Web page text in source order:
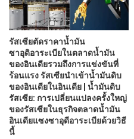
รัสเซียตัดราคาน้ำมัน
ซาอุดิอาระเบียในตลาดน้ำมัน
ของอินเดียรวมถึงการแข่งขันที่
ร้อนแรง รัสเซียนำเข้าน้ำมันดิบ
ของอินเดียในอินเดีย | น้ำมันดิบ
รัสเซีย: การเปลี่ยนแปลงครั้งใหญ่
ของรัสเซียในธุรกิจตลาดน้ำมัน
อินเดียแซงซาอุดีอาระเบียด้วยวิธี
นี้